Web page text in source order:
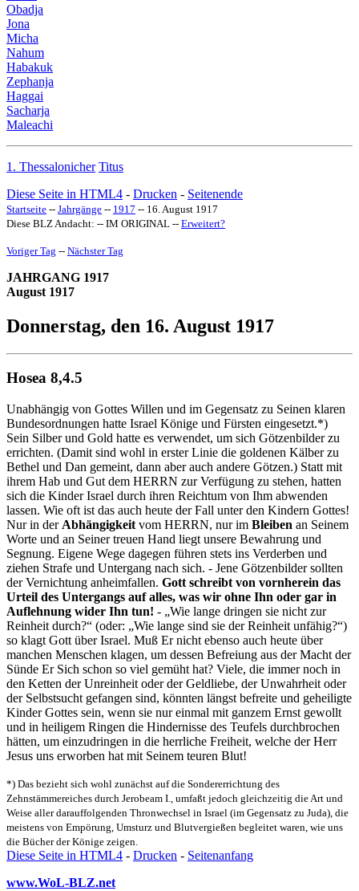
Obadja
Jona
Micha
Nahum
Habakuk
Zephanja
Haggai
Sacharja
Maleachi
1. Thessalonicher Titus
Diese Seite in HTML4 - Drucken - Seitenende
Startseite -- Jahrgänge -- 1917 -- 16. August 1917
Diese BLZ Andacht: -- IM ORIGINAL -- Erweitert?
Voriger Tag -- Nächster Tag
JAHRGANG 1917
August 1917
Donnerstag, den 16. August 1917
Hosea 8,4.5
Unabhängig von Gottes Willen und im Gegensatz zu Seinen klaren
Bundesordnungen hatte Israel Könige und Fürsten eingesetzt.*)
Sein Silber und Gold hatte es verwendet, um sich Götzenbilder zu
errichten. (Damit sind wohl in erster Linie die goldenen Kälber zu
Bethel und Dan gemeint, dann aber auch andere Götzen.) Statt mit
ihrem Hab und Gut dem HERRN zur Verfügung zu stehen, hatten
sich die Kinder Israel durch ihren Reichtum von Ihm abwenden
lassen. Wie oft ist das auch heute der Fall unter den Kindern Gottes!
Nur in der Abhängigkeit vom HERRN, nur im Bleiben an Seinem
Worte und an Seiner treuen Hand liegt unsere Bewahrung und
Segnung. Eigene Wege dagegen führen stets ins Verderben und
ziehen Strafe und Untergang nach sich. - Jene Götzenbilder sollten
der Vernichtung anheimfallen. Gott schreibt von vornherein das
Urteil des Untergangs auf alles, was wir ohne Ihn oder gar in
Auflehnung wider Ihn tun! - „Wie lange dringen sie nicht zur
Reinheit durch?“ (oder: „Wie lange sind sie der Reinheit unfähig?“)
so klagt Gott über Israel. Muß Er nicht ebenso auch heute über
manchen Menschen klagen, um dessen Befreiung aus der Macht der
Sünde Er Sich schon so viel gemüht hat? Viele, die immer noch in
den Ketten der Unreinheit oder der Geldliebe, der Unwahrheit oder
der Selbstsucht gefangen sind, könnten längst befreite und geheiligte
Kinder Gottes sein, wenn sie nur einmal mit ganzem Ernst gewollt
und in heiligem Ringen die Hindernisse des Teufels durchbrochen
hätten, um einzudringen in die herrliche Freiheit, welche der Herr
Jesus uns erworben hat mit Seinem teuren Blut!
*) Das bezieht sich wohl zunächst auf die Sondererrichtung des
Zehnstämmereiches durch Jerobeam I., umfaßt jedoch gleichzeitig die Art und
Weise aller darauffolgenden Thronwechsel in Israel (im Gegensatz zu Juda), die
meistens von Empörung, Umsturz und Blutvergießen begleitet waren, wie uns
die Bücher der Könige zeigen.
Diese Seite in HTML4 - Drucken - Seitenanfang
www.WoL-BLZ.net